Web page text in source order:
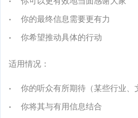
你的最终信息需要更有力
你希望推动具体的行动
适用情况：
你的听众有所期待（某些行业、
你将其与有用信息结合